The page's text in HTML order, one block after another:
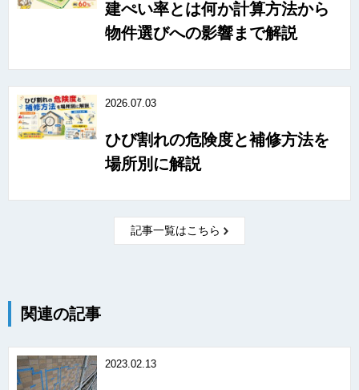
建ぺい率とは何か計算方法から
物件選びへの影響まで解説
2026.07.03
ひび割れの危険度と補修方法を
場所別に解説
記事一覧はこちら
関連の記事
2023.02.13